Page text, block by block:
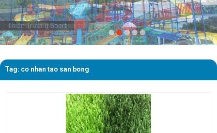
dụng cụ thể thao ngoài trời
Thiên Trường Sport
Tag: co nhan tao san bong